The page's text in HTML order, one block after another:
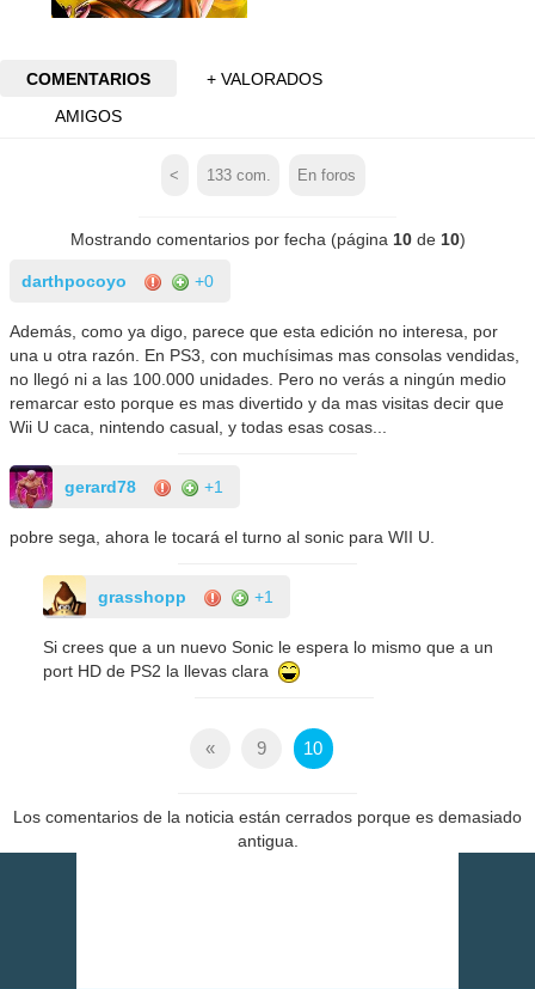
COMENTARIOS
+ VALORADOS
AMIGOS
< 133com. En foros
Mostrando comentarios por fecha (página 10de 10)
darthpocoyo +0
Además, como ya digo, parece que esta edición no interesa, por
una u otra razón. En PS3, con muchísimas mas consolas vendidas,
no llegó ni a las 100.000 unidades. Pero no verás a ningún medio
remarcar esto porque es mas divertido y da mas visitas decir que
Wii U caca, nintendo casual, y todas esas cosas...
gerard78 +1
pobre sega, ahora le tocará el turno al sonic para WII U.
grasshopp +1
Si crees que a un nuevo Sonic le espera lo mismo que a un
port HD de PS2 la llevas clara
« 9 10
Los comentarios de la noticia están cerrados porque es demasiado
antigua.